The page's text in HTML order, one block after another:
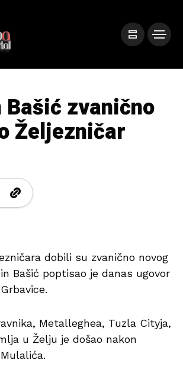
Bašić zvanično
Željezničar
dobili su zvanično novog
Bašić poptisao je danas ugovor
Metalleghea, Tuzla Cityja,
u Želju je došao nakon